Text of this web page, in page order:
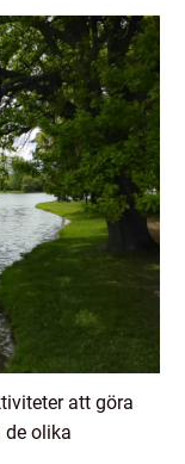
att göra
de olika